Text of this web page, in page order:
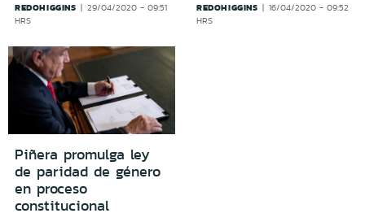
REDOHIGGINS
29/04/2020 - 09:51
HRS
REDOHIGGINS
16/04/2020 - 09:52
HRS
Piñera promulga ley
de paridad de género
en proceso
constitucional